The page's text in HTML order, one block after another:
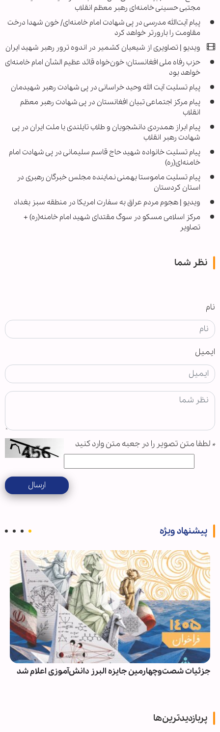
مجتبی حسینی خامنه‌ای رهبر معظم انقلاب
پیام آیت‌الله مدرسی در پی شهادت امام خامنه‌ای/ خون شهدا درخت
مقاومت را بارورتر خواهد کرد
ویدیو | تصاویری از شیعیان کشمیر در اندوه ترور رهبر شهید ایران
حزب رفاه ملی افغانستان: خون‌خواه قائد عظیم الشأن امام خامنه‌ای
خواهد بود
پیام تسلیت آیت الله وحید خراسانی در پی شهادت رهبر شهیدمان
پیام مرکز اجتماعی تبیان افغانستان در پی شهادت رهبر معظم
انقلاب
پیام ابراز همدردی دانشجویان و طلاب تایلندی با ملت ایران در پی
شهادت رهبر انقلاب
پیام تسلیت خانواده شهید حاج قاسم سلیمانی در پی شهادت امام
خامنه‌ای(ره)
پیام تسلیت ماموستا بهمنی نماینده مجلس خبرگان رهبری در
استان کردستان
ویدیو | هجوم مردم عراق به سفارت امریکا در منطقه سبز بغداد
مرکز اسلامی مسکو در سوگ مقتدای شهید امام خامنه‌(ره) +
تصاویر
نظر شما
نام
ایمیل
* لطفا متن تصویر را در جعبه متن وارد کنید
ارسال
پیشنهاد ویژه
جزئیات شصت‌وچهارمین جایزه البرز دانش‌آموزی اعلام شد
پربازدیدترین‌ها